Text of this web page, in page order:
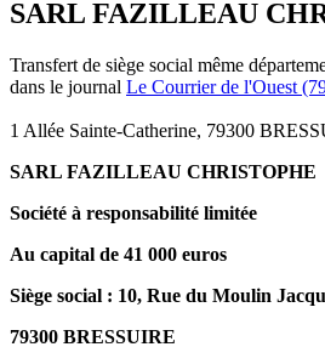
SARL FAZILLEAU
Transfert de siège social même
dans le journal Le Courrier de l'Ouest
1 Allée Sainte-Catherine, 79300
SARL FAZILLEAU CHRISTOPHE
Société à responsabilité limitée
Au capital de 41 000 euros
Siège social : 10, Rue du Moulin
79300 BRESSUIRE